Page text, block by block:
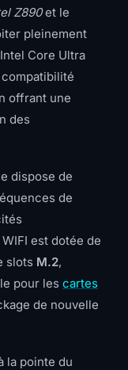
Z890et le
pleinement
Core Ultra
offrant une
des
dispose de
de
est dotée de
slots M.2,
pour les cartes
de nouvelle
la pointe du